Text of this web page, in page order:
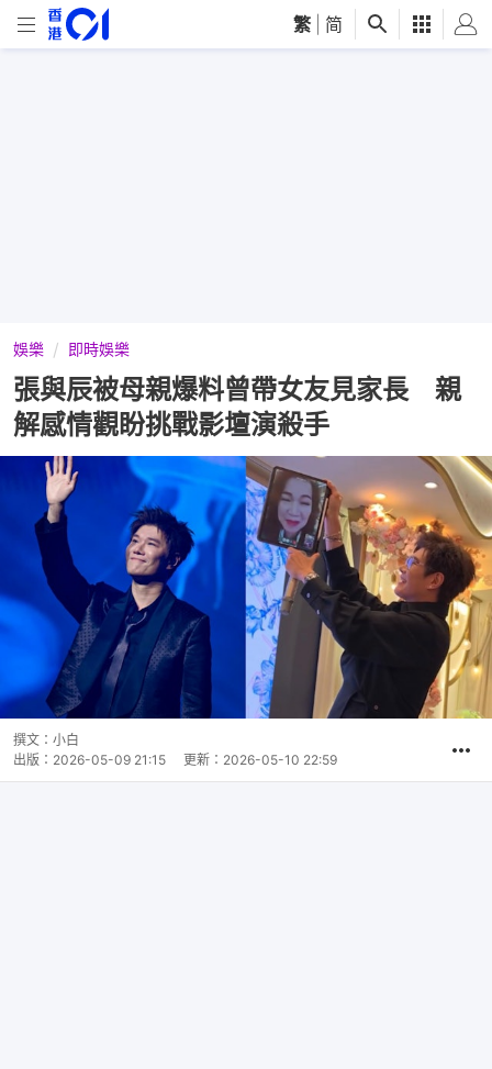
繁 简
娛樂 即時娛樂
張與辰被母親爆料曾帶女友見家長 親
解感情觀盼挑戰影壇演殺手
撰文： 小白
出版： 2026-05-09 21:15 更新： 2026-05-10 22:59